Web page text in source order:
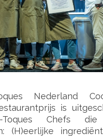
Nederland
is
Toques Chefs
(H)eerlijke